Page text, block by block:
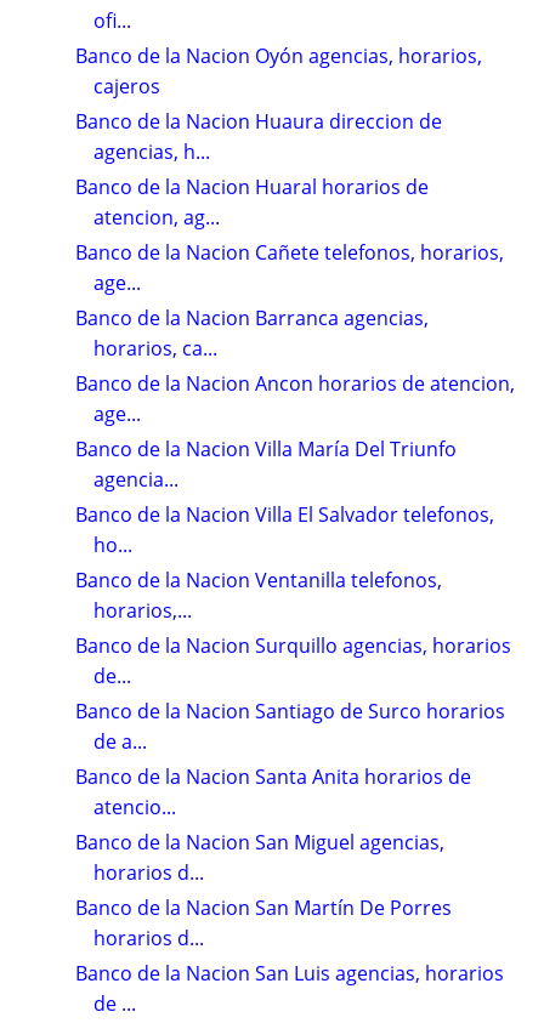
ofi...
Banco de la Nacion Oyón agencias, horarios,
cajeros
Banco de la Nacion Huaura direccion de
agencias, h...
Banco de la Nacion Huaral horarios de
atencion, ag...
Banco de la Nacion Cañete telefonos, horarios,
age...
Banco de la Nacion Barranca agencias,
horarios, ca...
Banco de la Nacion Ancon horarios de atencion,
age...
Banco de la Nacion Villa María Del Triunfo
agencia...
Banco de la Nacion Villa El Salvador telefonos,
ho...
Banco de la Nacion Ventanilla telefonos,
horarios,...
Banco de la Nacion Surquillo agencias, horarios
de...
Banco de la Nacion Santiago de Surco horarios
de a...
Banco de la Nacion Santa Anita horarios de
atencio...
Banco de la Nacion San Miguel agencias,
horarios d...
Banco de la Nacion San Martín De Porres
horarios d...
Banco de la Nacion San Luis agencias, horarios
de ...